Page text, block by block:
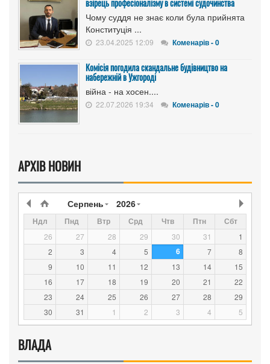
взірець професіоналізму в системі судочинства
Чому суддя не знає коли була прийнята
Конституція ...
23.04.2025 12:09 Коменарів - 0
Комісія погодила скандальне будівництво на
набережній в Ужгороді
війна - на хосен....
22.07.2026 19:34 Коменарів - 0
АРХІВ НОВИН
Серпень 2026
Ндл Пнд Втр Срд Чтв Птн Сбт
26 27 28 29 30 31
1
2
3 4 5 6 7
8
9
10 11 12 13 14
15
16
17 18 19 20 21
22
23
24 25 26 27 28
29
30
31 1 2 3 4 5
ВЛАДА